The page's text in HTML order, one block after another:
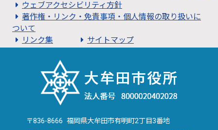
ウェブアクセシビリティ方針
著作権・リンク・免責事項・個人情報の取り扱いに
ついて
リンク集
サイトマップ
〒836-8666 福岡県大牟田市有明町2丁目3番地